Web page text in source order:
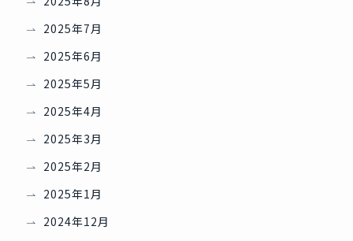
2025年7月
2025年6月
2025年5月
2025年4月
2025年3月
2025年2月
2025年1月
2024年12月